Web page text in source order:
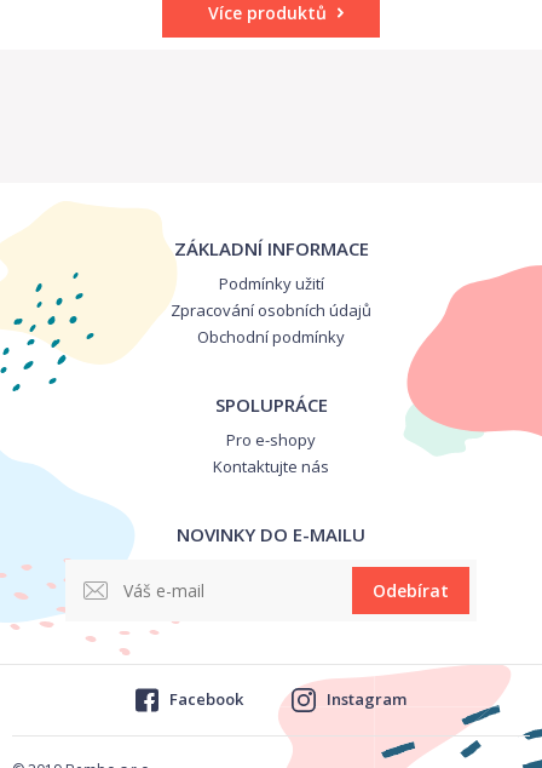
Více produktů
ZÁKLADNÍ INFORMACE
Podmínky užití
Zpracování osobních údajů
Obchodní podmínky
SPOLUPRÁCE
Pro e-shopy
Kontaktujte nás
NOVINKY DO E-MAILU
Odebírat
Facebook Instagram